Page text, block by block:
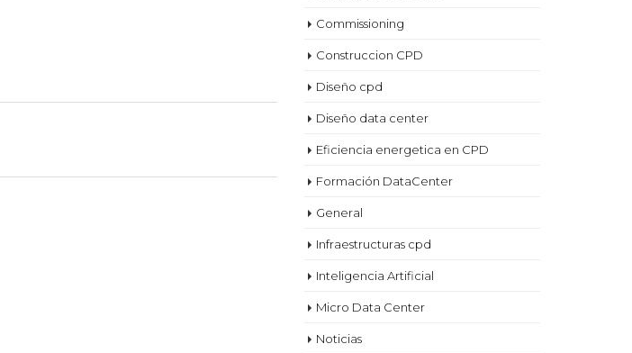
Commissioning
Construccion CPD
Diseño cpd
Diseño data center
Eficiencia energetica en CPD
Formación DataCenter
General
Infraestructuras cpd
Inteligencia Artificial
Micro Data Center
Noticias